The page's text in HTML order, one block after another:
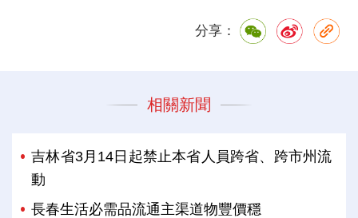
分享：
相關新聞
吉林省3月14日起禁止本省人員跨省、跨市州流
動
長春生活必需品流通主渠道物豐價穩